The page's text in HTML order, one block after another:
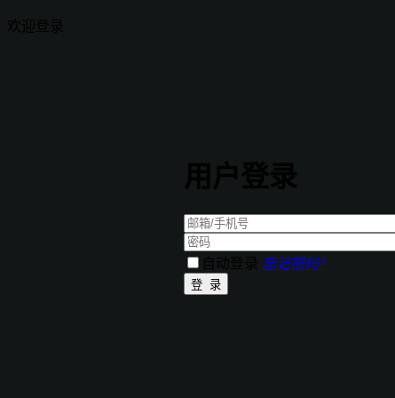
忘记密码?